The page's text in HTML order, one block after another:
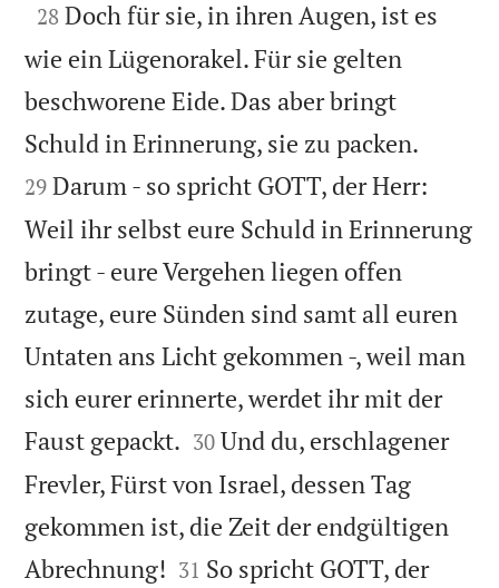

28 Doch für sie, in ihren Augen, ist es
wie ein Lügenorakel. Für sie gelten
beschworene Eide. Das aber bringt
Schuld in Erinnerung, sie zu packen.
29 Darum - so spricht GOTT, der Herr:
Weil ihr selbst eure Schuld in Erinnerung
bringt - eure Vergehen liegen offen
zutage, eure Sünden sind samt all euren
Untaten ans Licht gekommen -, weil man
sich eurer erinnerte, werdet ihr mit der
Faust gepackt. 

30 Und du, erschlagener
Frevler, Fürst von Israel, dessen Tag
gekommen ist, die Zeit der endgültigen
Abrechnung! 

31 So spricht GOTT, der